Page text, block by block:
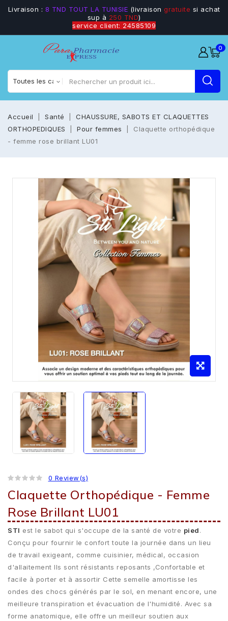
Livraison : 8 TND TOUT LA TUNISIE (livraison gratuite si achat
sup à 250 TND)
service client: 24585109
0
Accueil Santé
CHAUSSURE, SABOTS ET CLAQUETTES
ORTHOPEDIQUES
Pour femmes
Claquette orthopédique
- femme rose brillant LU01
0 Review(s)
Claquette Orthopédique - Femme
Rose Brillant LU01
STI est le sabot qui s'occupe de la santé de votre pied.
Conçu pour fournir le confort toute la journée dans un lieu
de travail exigeant, comme cuisinier, médical, occasion
d'allaitement Ils sont résistants reposants ,Confortable et
facile à porter et à assortir Cette semelle amortisse les
ondes des chocs générés par le sol, en menant encore, une
meilleure transpiration et évacuation de l'humidité. Avec sa
forme anatomique, elle offre un meilleur soutien aux